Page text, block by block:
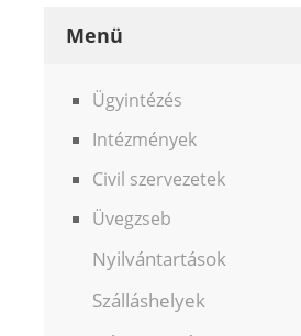
Menü
Ügyintézés
Intézmények
Civil szervezetek
Üvegzseb
Nyilvántartások
Szálláshelyek